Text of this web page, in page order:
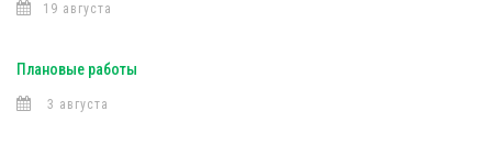
19 августа
Плановые работы
3 августа